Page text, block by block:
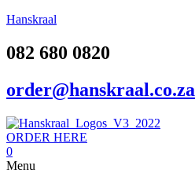
Hanskraal
082 680 0820
order@hanskraal.co.za
ORDER HERE
0
Menu